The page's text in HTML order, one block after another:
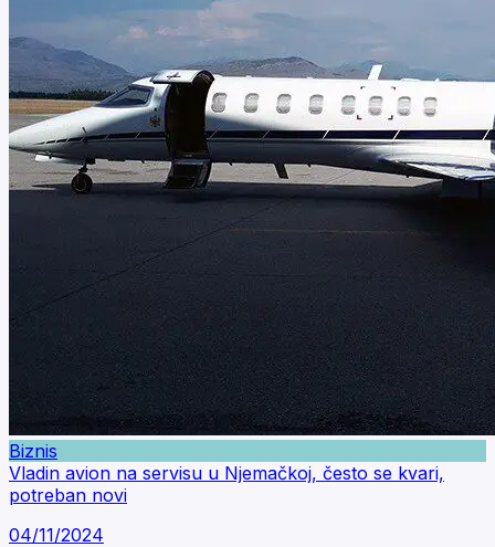
Biznis
Vladin avion na servisu u Njemačkoj, često se kvari,
potreban novi
04/11/2024